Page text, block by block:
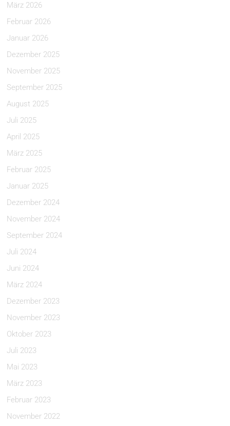
März 2026
Februar 2026
Januar 2026
Dezember 2025
November 2025
September 2025
August 2025
Juli 2025
April 2025
März 2025
Februar 2025
Januar 2025
Dezember 2024
November 2024
September 2024
Juli 2024
Juni 2024
März 2024
Dezember 2023
November 2023
Oktober 2023
Juli 2023
Mai 2023
März 2023
Februar 2023
November 2022